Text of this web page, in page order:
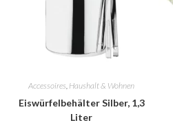
Accessoires Haushalt & Wohnen
Eiswürfelbehälter Silber, 1,3
Liter